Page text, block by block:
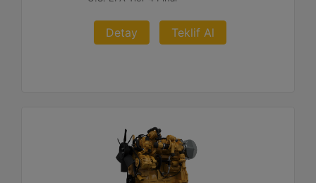
Detay Teklif Al